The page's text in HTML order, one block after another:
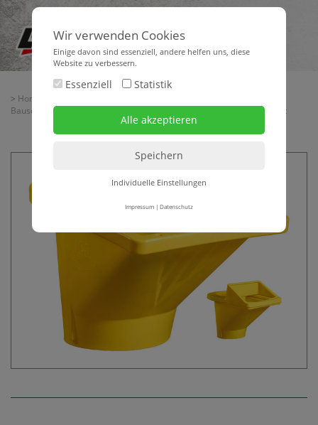
> Home
Bauschuttrutschen
> Einfülltrichter zu Bauschuttrutsche Basiselement
Wir verwenden Cookies
Einige davon sind essenziell, andere helfen uns, diese
Website zu verbessern.
Essenziell Statistik
Individuelle Einstellungen
Impressum| Datenschutz